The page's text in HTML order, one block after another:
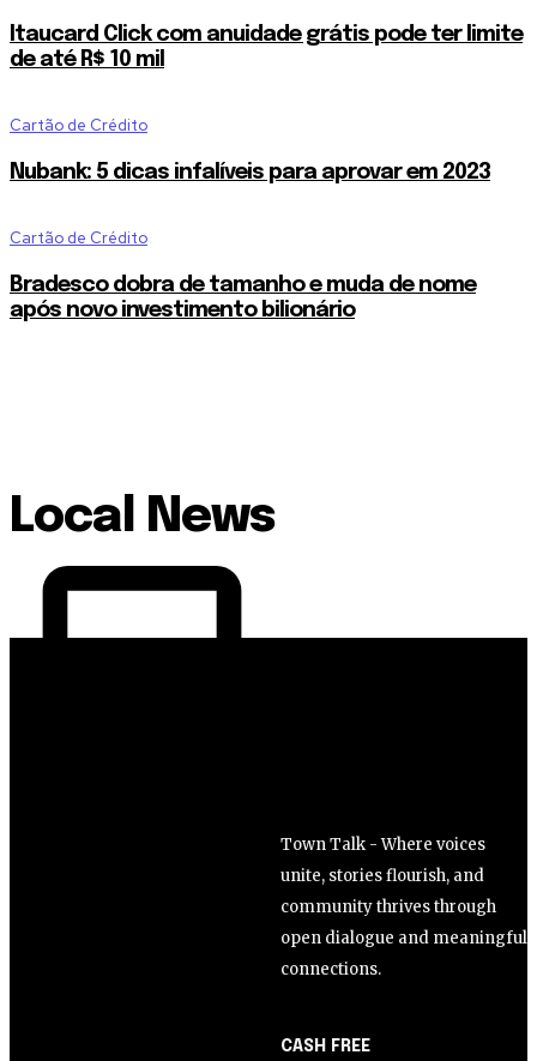
To subscribe, simply enter your email address on our website
Don't worry, we respect your privacy and won't spam your
Itaucard Click com anuidade grátis pode ter limite
de até R$ 10 mil
Cartão de Crédito
Nubank: 5 dicas infalíveis para aprovar em 2023
Cartão de Crédito
Bradesco dobra de tamanho e muda de nome
após novo investimento bilionário
Local News
Town Talk - Where voices
unite, stories flourish, and
community thrives through
open dialogue and meaningful
connections.
CASH FREE